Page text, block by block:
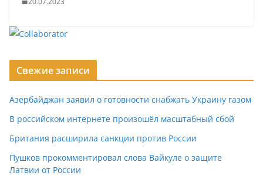
Свежие записи
Азербайджан заявил о готовности снабжать Украину газом
В российском интернете произошёл масштабный сбой
Британия расширила санкции против России
Пушков прокомментировал слова Вайкуле о защите
Латвии от России